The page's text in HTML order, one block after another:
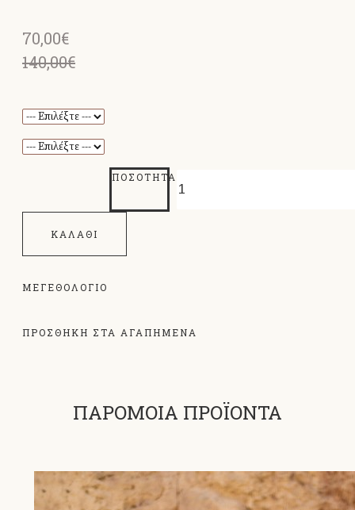
70,00€
140,00€
ΠΟΣΌΤΗΤΑ
ΚΑΛΆΘΙ
ΜΕΓΕΘΟΛΌΓΙΟ
ΠΡΟΣΘΗΚΗ ΣΤΑ ΑΓΑΠΗΜΕΝΑ
ΠΑΡΟΜΟΙΑ ΠΡΟΪΟΝΤΑ